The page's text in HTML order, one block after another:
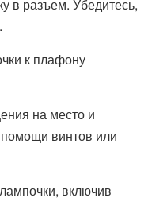
в разъем. Убедитесь,
к плафону
на место и
помощи винтов или
включив